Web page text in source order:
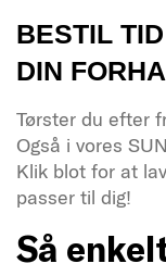
BESTIL
DIN
Tørster du efter
Også i vores
Klik blot for at
passer til dig!
Så